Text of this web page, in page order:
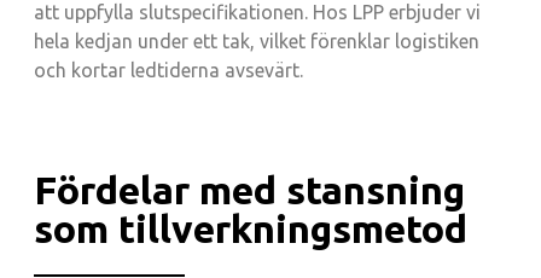
att uppfylla slutspecifikationen. Hos LPP erbjuder vi
hela kedjan under ett tak, vilket förenklar logistiken
och kortar ledtiderna avsevärt.
Fördelar med stansning
som tillverkningsmetod